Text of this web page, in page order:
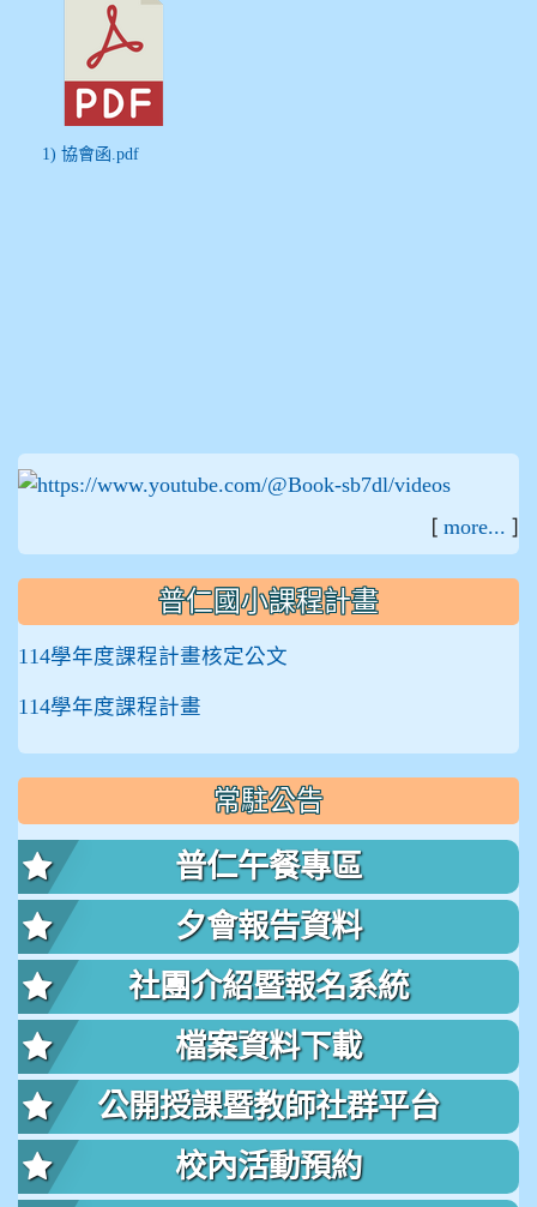
1) 協會函.pdf
[ more... ]
普仁國小課程計畫
114學年度課程計畫核定公文
114學年度課程計畫
常駐公告
普仁午餐專區
夕會報告資料
社團介紹暨報名系統
檔案資料下載
公開授課暨教師社群平台
校內活動預約